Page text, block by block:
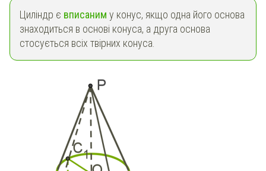
Циліндр є вписаним у конус, якщо одна його основа
знаходиться в основі конуса, а друга основа
стосується всіх твірних конуса.